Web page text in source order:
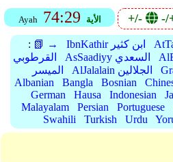
Ayah 74:29 الأية +/- -/
: 📗 → IbnKathir ابن كثير
القرطوبي
AsSaadiyy السعدي
الميسر
AlJalalain الجلالين
Albanian
Bangla Bosnian
German
Hausa Indonesian
Malayalam
Persian Portuguese
Swahili
Turkish Urdu